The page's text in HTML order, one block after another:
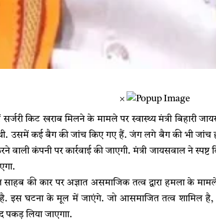
×
किट खराब मिलने के मामले पर स्वास्थ्य मंत्री बिहारी
उसमें कई बैग की जांच किए गए हैं. जंग लगे बैग की भी जांच हो
वाली कंपनी पर कार्रवाई की जाएगी. मंत्री जायसवाल ने स्पष्ट
की कार पर अज्ञात असमाजिक तत्व द्वारा हमला के
इस घटना के मूल में जाएंगे. जो आसमाजित तत्व शामिल है,
पकड़ लिया जाएगाा.